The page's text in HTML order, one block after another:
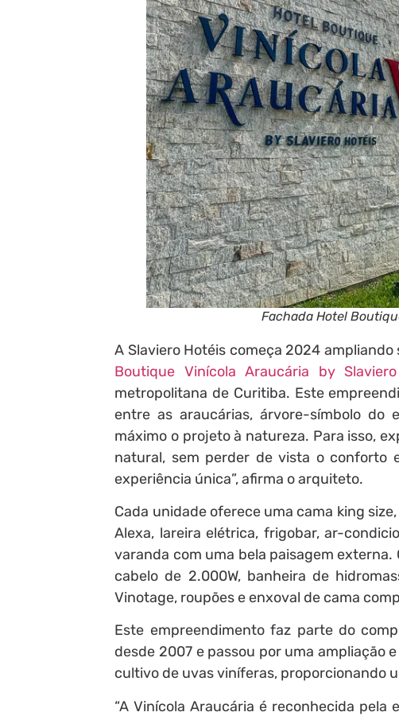
Fachada Hotel
A Slaviero Hotéis começa 2024
Boutique Vinícola Araucária by
metropolitana de Curitiba. Este
entre as araucárias, árvore-símbolo do
máximo o projeto à natureza. Para isso,
natural, sem perder de vista o conforto
experiência única”, afirma o arquiteto.
Cada unidade oferece uma cama king
Alexa, lareira elétrica, frigobar, ar-
varanda com uma bela paisagem
cabelo de 2.000W, banheira de
Vinotage, roupões e enxoval de cama
Este empreendimento faz parte do
desde 2007 e passou por uma ampliação
cultivo de uvas viníferas, proporcionando
“A Vinícola Araucária é reconhecida